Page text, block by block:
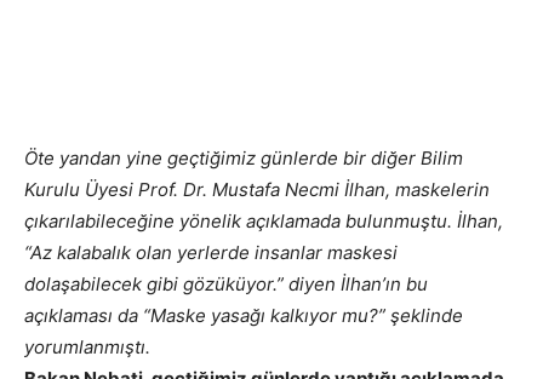
Öte yandan yine geçtiğimiz günlerde bir diğer Bilim
Kurulu Üyesi Prof. Dr. Mustafa Necmi İlhan, maskelerin
çıkarılabileceğine yönelik açıklamada bulunmuştu. İlhan,
“Az kalabalık olan yerlerde insanlar maskesi
dolaşabilecek gibi gözüküyor.” diyen İlhan’ın bu
açıklaması da “Maske yasağı kalkıyor mu?” şeklinde
yorumlanmıştı.